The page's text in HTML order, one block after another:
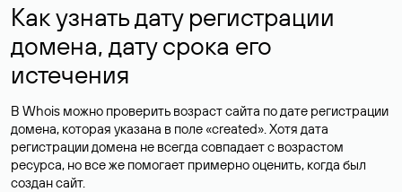
Как узнать дату регистрации
домена, дату срока его
истечения
В Whois можно проверить возраст сайта по дате регистрации
домена, которая указана в поле «created». Хотя дата
регистрации домена не всегда совпадает с возрастом
ресурса, но все же помогает примерно оценить, когда был
создан сайт.